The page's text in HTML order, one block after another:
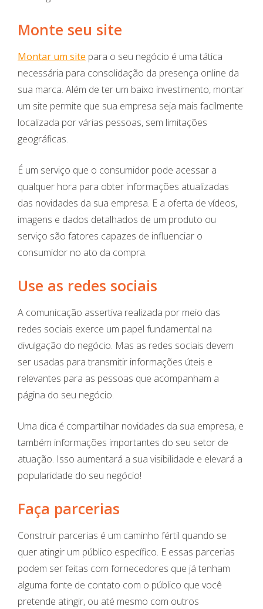
Monte seu site
Montar um site para o seu negócio é uma tática
necessária para consolidação da presença online da
sua marca. Além de ter um baixo investimento, montar
um site permite que sua empresa seja mais facilmente
localizada por várias pessoas, sem limitações
geográficas.
É um serviço que o consumidor pode acessar a
qualquer hora para obter informações atualizadas
das novidades da sua empresa. E a oferta de vídeos,
imagens e dados detalhados de um produto ou
serviço são fatores capazes de influenciar o
consumidor no ato da compra.
Use as redes sociais
A comunicação assertiva realizada por meio das
redes sociais exerce um papel fundamental na
divulgação do negócio. Mas as redes sociais devem
ser usadas para transmitir informações úteis e
relevantes para as pessoas que acompanham a
página do seu negócio.
Uma dica é compartilhar novidades da sua empresa, e
também informações importantes do seu setor de
atuação. Isso aumentará a sua visibilidade e elevará a
popularidade do seu negócio!
Faça parcerias
Construir parcerias é um caminho fértil quando se
quer atingir um público específico. E essas parcerias
podem ser feitas com fornecedores que já tenham
alguma fonte de contato com o público que você
pretende atingir, ou até mesmo com outros